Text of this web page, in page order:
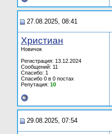
27.08.2025, 08:41
Христиан
Новичок
Регистрация: 13.12.2024
Сообщений: 11
Спасибо: 1
Спасибо 0 в 0 постах
Репутация: 10
29.08.2025, 07:54